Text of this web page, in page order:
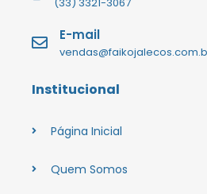
(33) 3321-3067
E-mail
Institucional
Página Inicial
Quem Somos